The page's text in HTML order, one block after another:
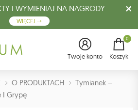
I WYMIENIAJ NA NAGRODY
WIĘCEJ
Twoje konto
0
Koszyk
O PRODUKTACH
Tymianek –
I Grypę